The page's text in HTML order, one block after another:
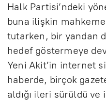
Halk Partisi’ndeki
buna ilişkin mahkeme
tutarken, bir yandan
hedef göstermeye
Yeni Akit’in internet
haberde, birçok
aldığı ileri sürüldü